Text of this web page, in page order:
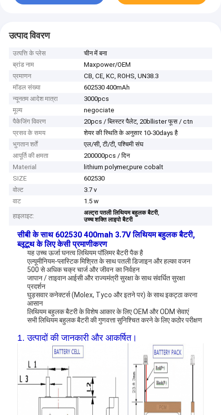
उत्पाद विवरण
उत्पत्ति के प्लेस
चीन में बना
ब्रांड नाम
Maxpower/OEM
प्रमाणन
CB, CE, KC, ROHS, UN38.3
मॉडल संख्या
602530 400mAh
न्यूनतम आदेश मात्रा
3000pcs
मूल्य
negociate
पैकेजिंग विवरण
20pcs / ब्लिस्टर पैलेट, 20bllister फूस / ctn
प्रसव के समय
शेयर की स्थिति के अनुसार 10-30days है
भुगतान शर्तें
एल/सी, टी/टी, पश्चिमी संघ
आपूर्ति की क्षमता
200000pcs / दिन
Material
lithium polymer,pure cobalt
SIZE
602530
वोल्ट
3.7 v
वाट
1.5 w
हाइलाइट:
अल्ट्रा पतली लिथियम बहुलक बैटरी,
उच्च शक्ति लाइपो बैटरी
सीबी के साथ 602530 400mah 3.7V लिथियम बहुलक बैटरी,
ब्लूटूथ के लिए केसी प्रमाणीकरण
यह उच्च ऊर्जा घनत्व लिथियम पॉलिमर बैटरी पैक है
एल्यूमीनियम-प्लास्टिक मिश्रित के साथ पतली डिजाइन और हल्का वजन
500 से अधिक चक्र चार्ज औरजीवन कानिर्वहन
जापान / ताइवान आईसी और राज्यमंत्री सुरक्षा के साथ संवर्धित सुरक्षा
प्रदर्शन
घुड़सवार कनेक्टर्स (Molex, Tyco और इतने पर) के साथ इकट्ठा करना
आसान
लिथियम बहुलक बैटरी के विशेष आकार के लिए OEM और ODM सेवाएं
सभी लिथियम बहुलक बैटरी की गुणवत्ता सुनिश्चित करने के लिए कठोर परीक्षण
1. उत्पादों की जानकारी और आकर्षित।